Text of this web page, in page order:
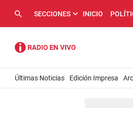
SECCIONES INICIO
Últimas Noticias Edición Impresa